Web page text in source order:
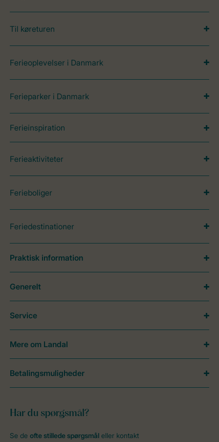
Til køreturen
Ferieoplevelser i Danmark
Ferieparker i Danmark
Ferieinspiration
Ferieaktiviteter
Ferieboliger
Feriedestinationer
Har du spørgsmål?
Se de ofte stillede spørgsmål eller kontakt
Praktisk information
Generelt
Service
Mere om Landal
Betalingsmuligheder